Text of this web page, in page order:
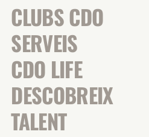
CLUBS CDO
SERVEIS
CDO LIFE
DESCOBREIX
TALENT